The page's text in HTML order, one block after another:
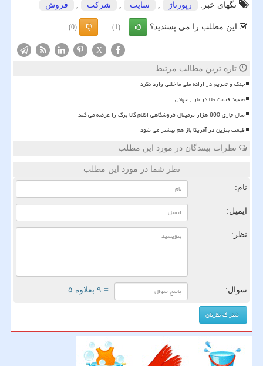
تگهای خبر:
رپورتاژ , سایت , شركت , فروش
این مطلب را می پسندید؟ (1)
(0)
X
تازه ترین مطالب مرتبط
جنگ و تحریم در اراده ملی ما خللی وارد نکرد
صعود قیمت طلا در بازار جهانی
سال جاری 690 هزار ترمینال فروشگاهی اقلام کالا برگ را عرضه می کند
قیمت بنزین در آمریکا باز هم بیشتر می شود
نظرات بینندگان در مورد این مطلب
نظر شما در مورد این مطلب
نام:
ایمیل:
نظر:
سوال: = ۹ بعلاوه ۵